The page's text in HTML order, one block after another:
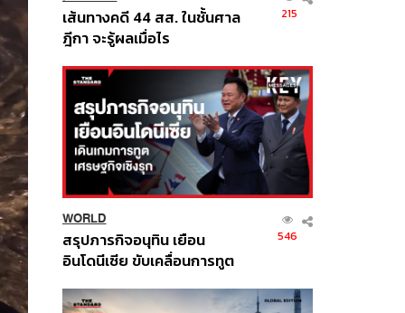
เส้นทางคดี 44 สส. ในชั้นศาล
ฎีกา จะรู้ผลเมื่อไร
215
WORLD
สรุปภารกิจอนุทิน เยือน
อินโดนีเซีย ขับเคลื่อนการทูต
ส่วนยุทธศาสตร์ไทย –
546